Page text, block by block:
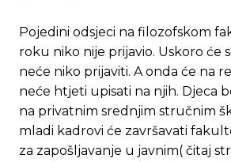
Ovim putem želimo
Ovim putem želimo
Pojedini odsjeci na filozofskom
roku niko nije prijavio. Uskoro će
neće niko prijaviti. A onda će na
neće htjeti upisati na njih. Djeca
na privatnim srednjim stručnim
mladi kadrovi će završavati
za zapošljavanje u javnim( čitaj